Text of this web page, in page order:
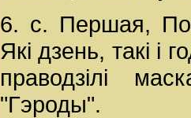
6. с. Першая,
Які дзень, такі і
праводзілі
"Гэроды".